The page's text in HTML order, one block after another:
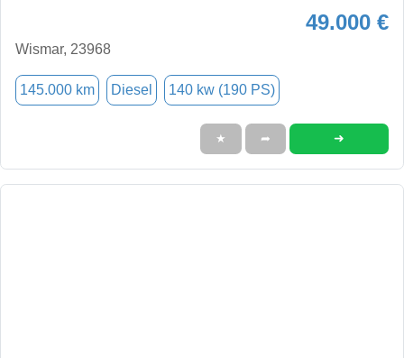
49.000 €
Wismar, 23968
145.000 km Diesel 140 kw (190 PS)
★ ➦ ➜